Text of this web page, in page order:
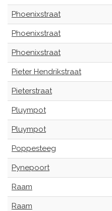
Phoenixstraat
Phoenixstraat
Phoenixstraat
Pieter Hendrikstraat
Pieterstraat
Pluympot
Pluympot
Poppesteeg
Pynepoort
Raam
Raam